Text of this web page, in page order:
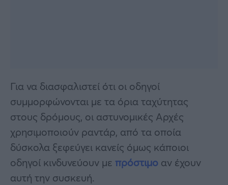
Για να διασφαλιστεί ότι οι οδηγοί
συμμορφώνονται με τα όρια ταχύτητας
στους δρόμους, οι αστυνομικές Αρχές
χρησιμοποιούν ραντάρ, από τα οποία
δύσκολα ξεφεύγει κανείς όμως κάποιοι
οδηγοί κινδυνεύουν με πρόστιμο αν έχουν
αυτή την συσκευή.